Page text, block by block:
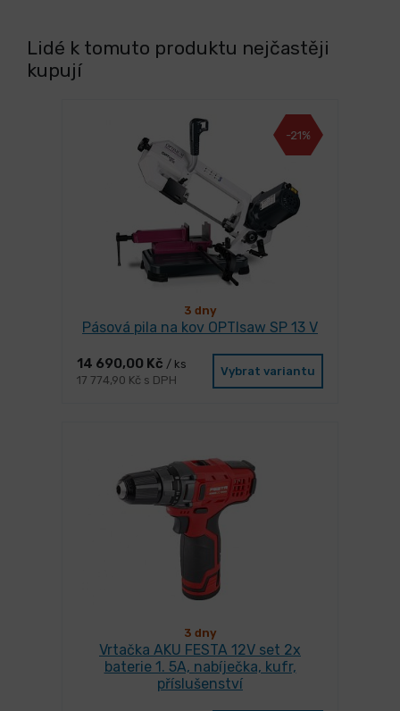
Lidé k tomuto produktu nejčastěji
kupují
-21%
3 dny
Pásová pila na kov OPTIsaw SP 13 V
14 690,00 Kč / ks
17 774,90 Kč s DPH
Vybrat variantu
3 dny
Vrtačka AKU FESTA 12V set 2x
baterie 1. 5A, nabíječka, kufr,
příslušenství